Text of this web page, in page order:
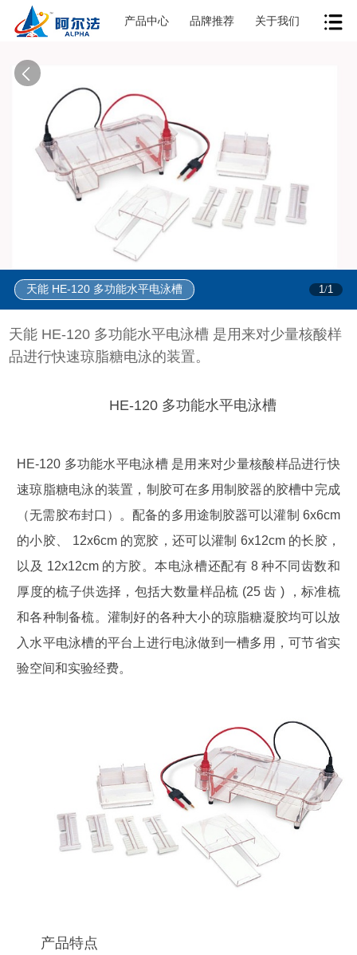
产品中心 品牌推荐 关于我们
天能 HE-120 多功能水平电泳槽 1 /1
天能 HE-120 多功能水平电泳槽 是用来对少量核酸样
品进行快速琼脂糖电泳的装置。
HE-120 多功能水平电泳槽
HE-120 多功能水平电泳槽 是用来对少量核酸样品进行快
速琼脂糖电泳的装置，制胶可在多用制胶器的胶槽中完成
（无需胶布封口）。配备的多用途制胶器可以灌制 6x6cm
的小胶、 12x6cm 的宽胶，还可以灌制 6x12cm 的长胶，
以及 12x12cm 的方胶。本电泳槽还配有 8 种不同齿数和
厚度的梳子供选择，包括大数量样品梳 (25 齿 ) ，标准梳
和各种制备梳。灌制好的各种大小的琼脂糖凝胶均可以放
入水平电泳槽的平台上进行电泳做到一槽多用，可节省实
验空间和实验经费。
产品特点